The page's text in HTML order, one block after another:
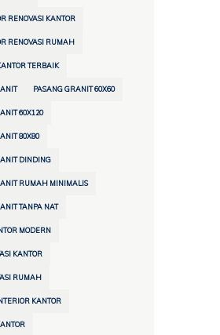
RENOVASI KANTOR
RENOVASI RUMAH
TERBAIK
PASANG GRANIT 60X60
60X120
80X80
DINDING
RUMAH MINIMALIS
TANPA NAT
MODERN
KANTOR
RUMAH
KANTOR